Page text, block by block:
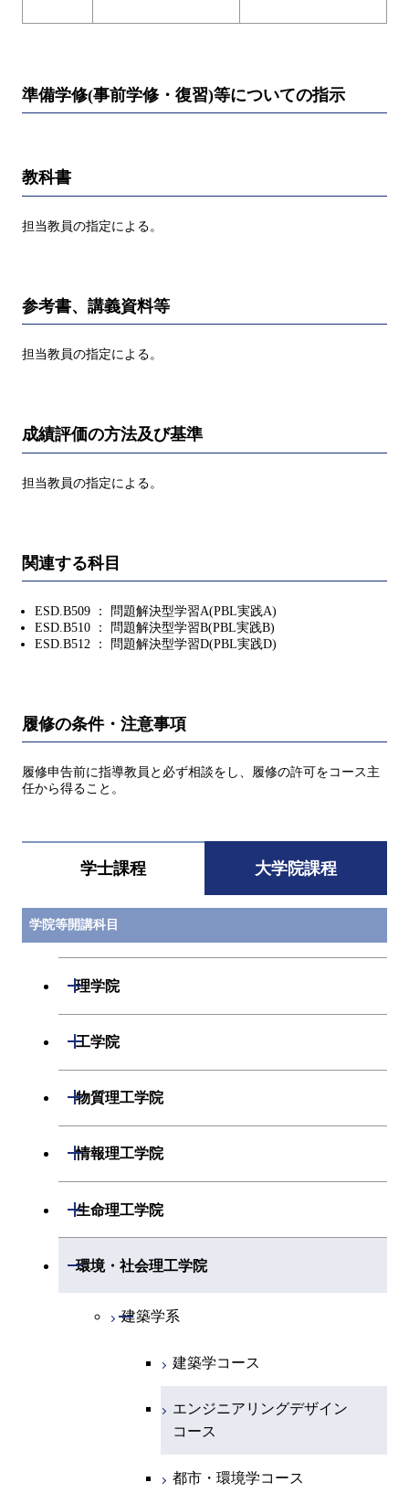
準備学修(事前学修・復習)等についての指示
教科書
担当教員の指定による。
参考書、講義資料等
担当教員の指定による。
成績評価の方法及び基準
担当教員の指定による。
関連する科目
ESD.B509 ： 問題解決型学習A(PBL実践A)
ESD.B510 ： 問題解決型学習B(PBL実践B)
ESD.B512 ： 問題解決型学習D(PBL実践D)
履修の条件・注意事項
履修申告前に指導教員と必ず相談をし、履修の許可をコース主
任から得ること。
学士課程 大学院課程
学院等開講科目
理学院
開閉
物理学コース
化学系
開閉
専門科目
工学院
開閉
機械系
開閉
エネルギーコース
ース
原子核工学コース
システム制御コース
電気電子系
開閉
エネルギーコース
ライフエンジニアリングコ
情報通信コース
エンジニアリングデザイン
ース
経営工学系
開閉
経営工学コース
エンジニアリングデザイン
専門科目
物質理工学院
開閉
材料系
開閉
エネルギーコース
ース
原子核工学コース
応用化学コース
ース
原子核工学コース
専門科目
情報理工学院
開閉
数理・計算科学系
開閉
ース
知能情報コース
生命理工学院
開閉
生命理工学系
開閉
生命理工学コース
ライフエンジニアリングコ
専門科目
環境・社会理工学院
開閉
建築学系
開閉
建築学コース
エンジニアリングデザイン
コース
都市・環境学コース